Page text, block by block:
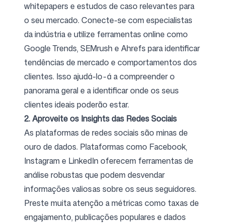
whitepapers e estudos de caso relevantes para
o seu mercado. Conecte-se com especialistas
da indústria e utilize ferramentas online como
Google Trends, SEMrush e Ahrefs para identificar
tendências de mercado e comportamentos dos
clientes. Isso ajudá-lo-á a compreender o
panorama geral e a identificar onde os seus
clientes ideais poderão estar.
2. Aproveite os Insights das Redes Sociais
As plataformas de redes sociais são minas de
ouro de dados. Plataformas como Facebook,
Instagram e LinkedIn oferecem ferramentas de
análise robustas que podem desvendar
informações valiosas sobre os seus seguidores.
Preste muita atenção a métricas como taxas de
engajamento, publicações populares e dados